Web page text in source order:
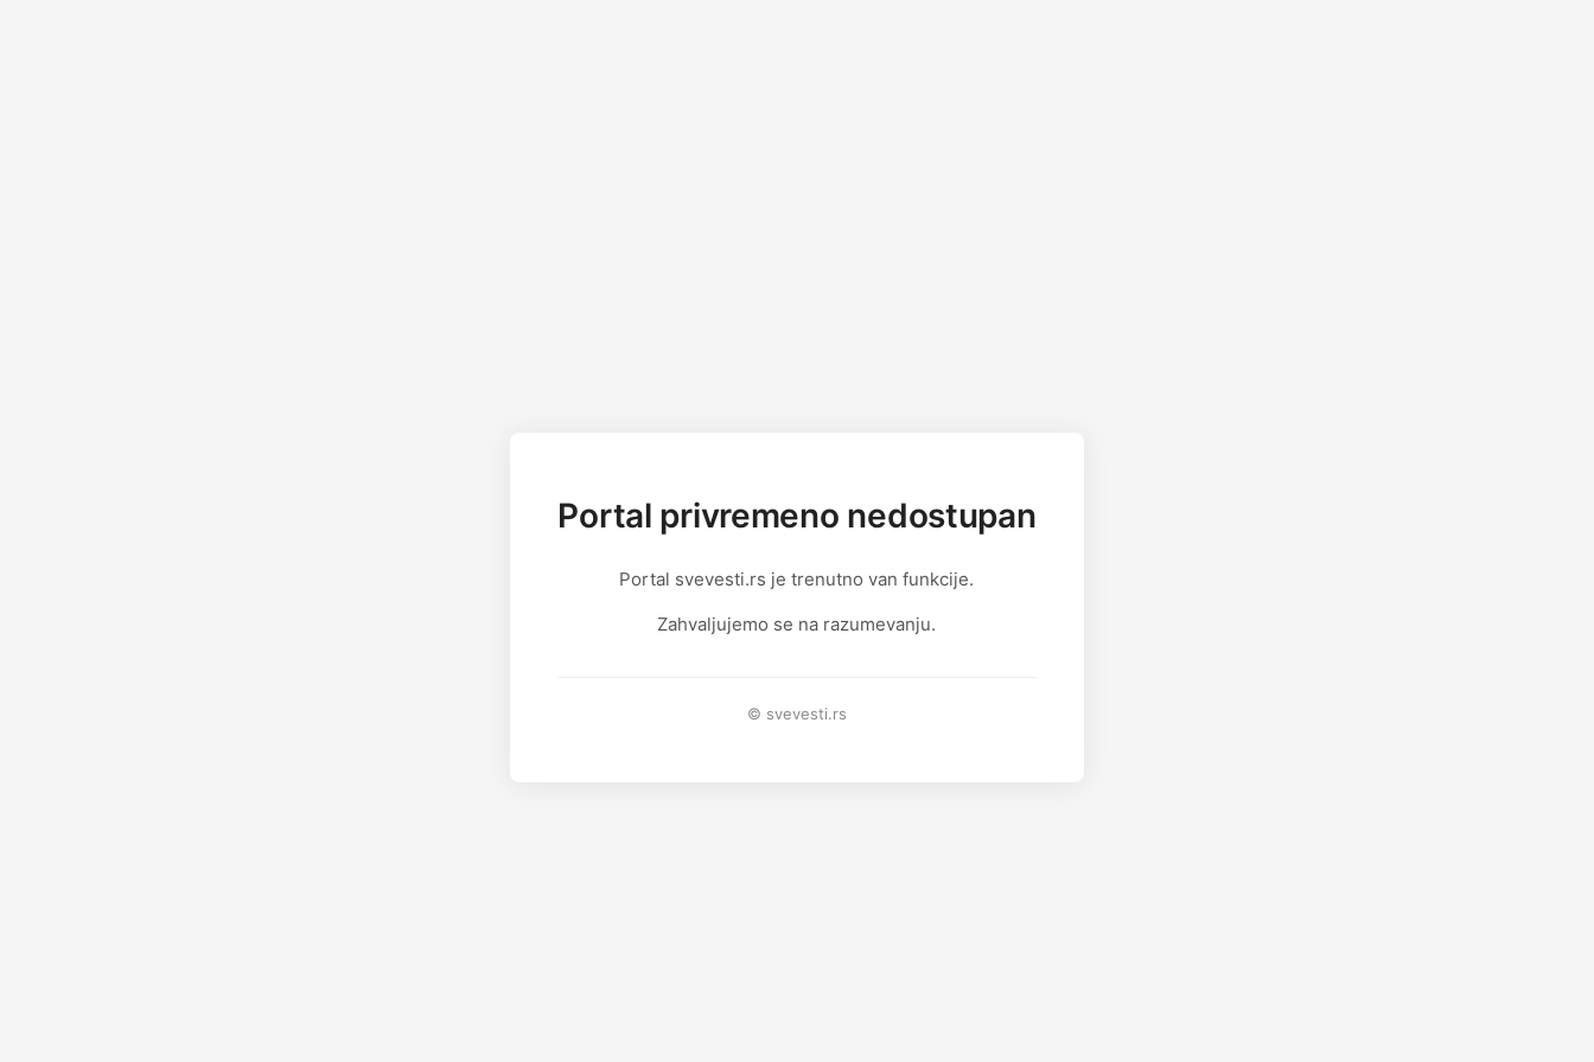
Portal privremeno nedostupan
Portal svevesti.rs je trenutno van funkcije.
Zahvaljujemo se na razumevanju.
© svevesti.rs